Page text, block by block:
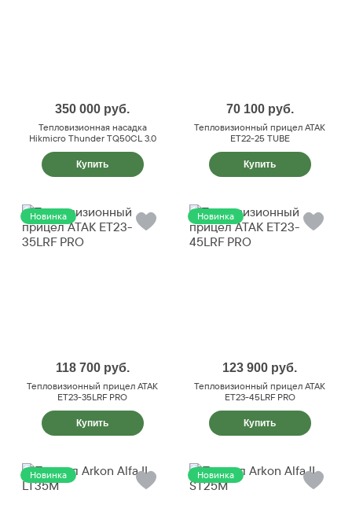
350 000 руб.
Тепловизионная насадка
Hikmicro Thunder TQ50CL 3.0
Купить
70 100 руб.
Тепловизионный прицел ATAK
ET22-25 TUBE
Купить
Новинка
118 700 руб.
Тепловизионный прицел ATAK
ET23-35LRF PRO
Купить
Новинка
123 900 руб.
Тепловизионный прицел ATAK
ET23-45LRF PRO
Купить
Новинка Новинка